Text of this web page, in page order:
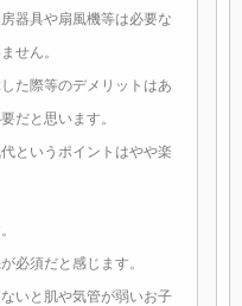
器具や扇風機等は必要な
せん。
た際等のデメリットはあ
だと思います。
というポイントはやや楽
必須だと感じます。
いと肌や気管が弱いお子